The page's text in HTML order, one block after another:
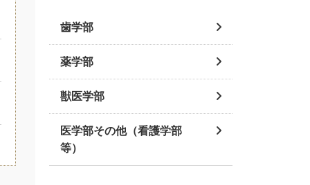
歯学部
薬学部
獣医学部
医学部その他（看護学部
等）